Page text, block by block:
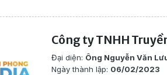
Công ty TNHH
Đại diện: Ông Nguyễn Văn
Ngày thành lập: 06/02/2023